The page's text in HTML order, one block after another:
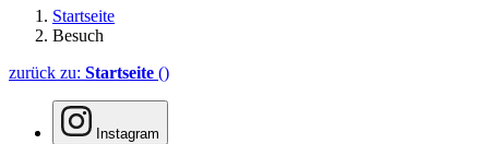
Startseite
Besuch
zurück zu: Startseite ()
Instagram